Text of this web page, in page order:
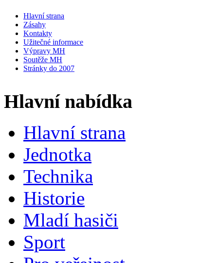
Hlavní strana
Zásahy
Kontakty
Užitečné informace
Výpravy MH
Soutěže MH
Stránky do 2007
Hlavní nabídka
Hlavní strana
Jednotka
Technika
Historie
Mladí hasiči
Sport